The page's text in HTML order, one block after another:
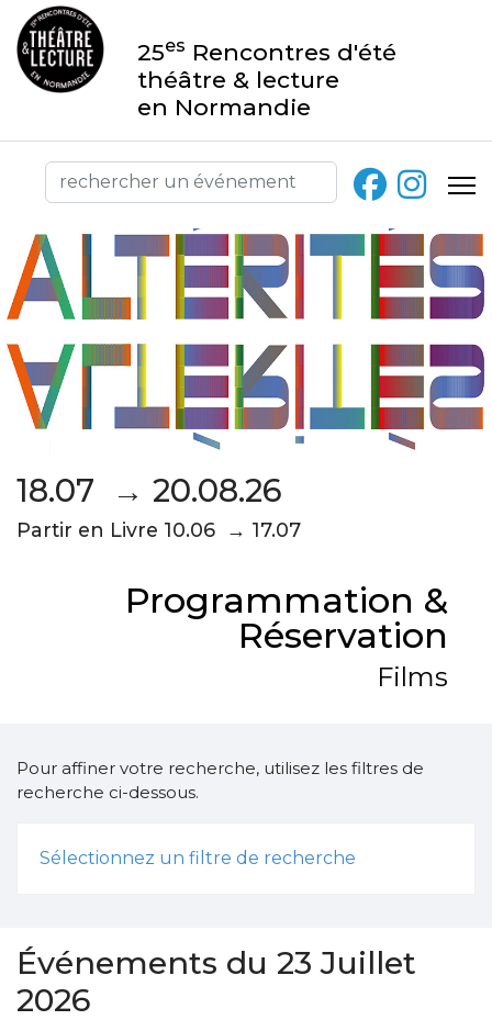
25es Rencontres d'été
théâtre & lecture
en Normandie
18.07 → 20.08.26
Partir en Livre 10.06 → 17.07
Programmation &
Réservation
Films
Pour affiner votre recherche, utilisez les filtres de
recherche ci-dessous.
Sélectionnez un filtre de recherche
Événements du 23 Juillet
2026